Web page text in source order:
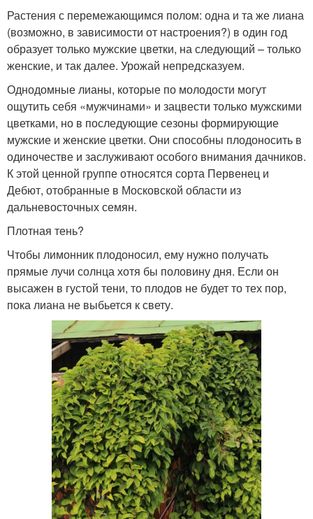
Растения с перемежающимся полом: одна и та же лиана
(возможно, в зависимости от настроения?) в один год
образует только мужские цветки, на следующий – только
женские, и так далее. Урожай непредсказуем.
Однодомные лианы, которые по молодости могут
ощутить себя «мужчинами» и зацвести только мужскими
цветками, но в последующие сезоны формирующие
мужские и женские цветки. Они способны плодоносить в
одиночестве и заслуживают особого внимания дачников.
К этой ценной группе относятся сорта Первенец и
Дебют, отобранные в Московской области из
дальневосточных семян.
Плотная тень?
Чтобы лимонник плодоносил, ему нужно получать
прямые лучи солнца хотя бы половину дня. Если он
высажен в густой тени, то плодов не будет то тех пор,
пока лиана не выбьется к свету.